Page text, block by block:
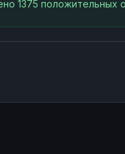
1375 положительных